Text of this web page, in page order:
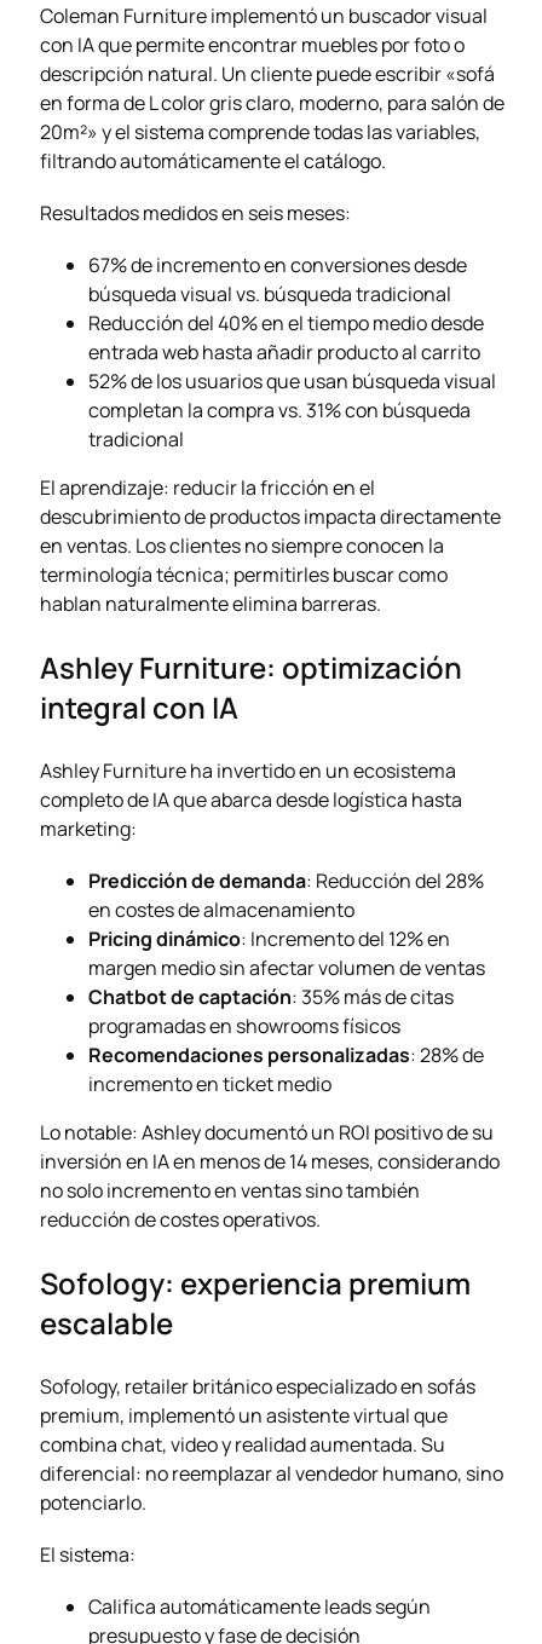
Coleman Furniture implementó un buscador visual
con IA que permite encontrar muebles por foto o
descripción natural. Un cliente puede escribir «sofá
en forma de L color gris claro, moderno, para salón de
20m²» y el sistema comprende todas las variables,
filtrando automáticamente el catálogo.
Resultados medidos en seis meses:
67% de incremento en conversiones desde
búsqueda visual vs. búsqueda tradicional
Reducción del 40% en el tiempo medio desde
entrada web hasta añadir producto al carrito
52% de los usuarios que usan búsqueda visual
completan la compra vs. 31% con búsqueda
tradicional
El aprendizaje: reducir la fricción en el
descubrimiento de productos impacta directamente
en ventas. Los clientes no siempre conocen la
terminología técnica; permitirles buscar como
hablan naturalmente elimina barreras.
Ashley Furniture: optimización
integral con IA
Ashley Furniture ha invertido en un ecosistema
completo de IA que abarca desde logística hasta
marketing:
Predicción de demanda: Reducción del 28%
en costes de almacenamiento
Pricing dinámico: Incremento del 12% en
margen medio sin afectar volumen de ventas
Chatbot de captación: 35% más de citas
programadas en showrooms físicos
Recomendaciones personalizadas: 28% de
incremento en ticket medio
Lo notable: Ashley documentó un ROI positivo de su
inversión en IA en menos de 14 meses, considerando
no solo incremento en ventas sino también
reducción de costes operativos.
Sofology: experiencia premium
escalable
Sofology, retailer británico especializado en sofás
premium, implementó un asistente virtual que
combina chat, video y realidad aumentada. Su
diferencial: no reemplazar al vendedor humano, sino
potenciarlo.
El sistema:
Califica automáticamente leads según
presupuesto y fase de decisión